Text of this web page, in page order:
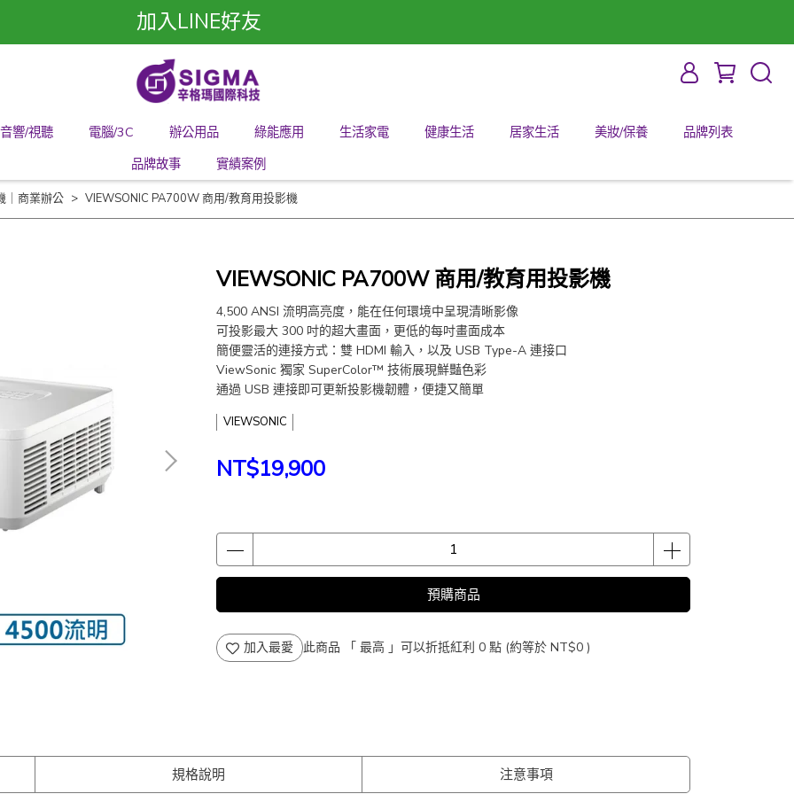
加入LINE好友
音響/視聽 電腦/3C 辦公用品 綠能應用 生活家電 健康生活 居家生活 美妝/保養
品牌列表
品牌故事
實績案例
｜商業辦公 VIEWSONIC PA700W 商用/教育用投影機
VIEWSONIC PA700W 商用/教育用投影機
4,500 ANSI 流明高亮度，能在任何環境中呈現清晰影像​
可投影最大 300 吋的超大畫面，更低的每吋畫面成本​
簡便靈活的連接方式：雙 HDMI 輸入，以及 USB Type-A 連接口
​ ViewSonic 獨家 SuperColor™ 技術展現鮮豔色彩
​ 通過 USB 連接即可更新投影機韌體，便捷又簡單
VIEWSONIC
NT$19,900
預購商品
加入最愛 此商品 「 最高 」可以折抵紅利 0 點 (約等於 NT$0 )
規格說明 注意事項